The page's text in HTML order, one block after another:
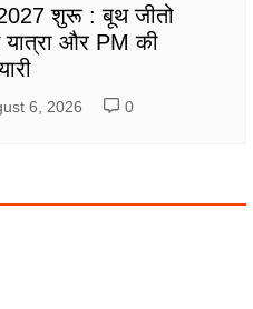
शुरू : बूथ जीतो
यात्रा और PM की
6, 2026 0